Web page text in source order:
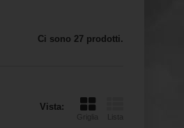
Ci sono 27 prodotti.
Vista:
Griglia Lista